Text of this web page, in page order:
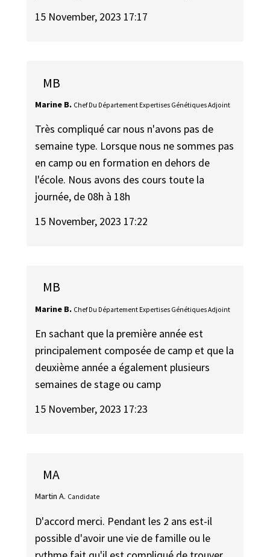
15 November, 2023 17:17
MB
Marine B. Chef Du Département Expertises Génétiques Adjoint
Très compliqué car nous n'avons pas de
semaine type. Lorsque nous ne sommes pas
en camp ou en formation en dehors de
l'école. Nous avons des cours toute la
journée, de 08h à 18h
15 November, 2023 17:22
MB
Marine B. Chef Du Département Expertises Génétiques Adjoint
En sachant que la première année est
principalement composée de camp et que la
deuxième année a également plusieurs
semaines de stage ou camp
15 November, 2023 17:23
MA
Martin A. Candidate
D'accord merci. Pendant les 2 ans est-il
possible d'avoir une vie de famille ou le